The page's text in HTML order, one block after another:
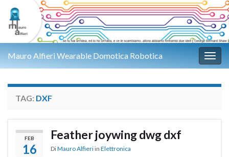
Mauro Alfieri Wearable Domotica Robotica
TAG: DXF
FEB
16
Feather joywing dwg dxf
DiMauro Alfieri in Elettronica